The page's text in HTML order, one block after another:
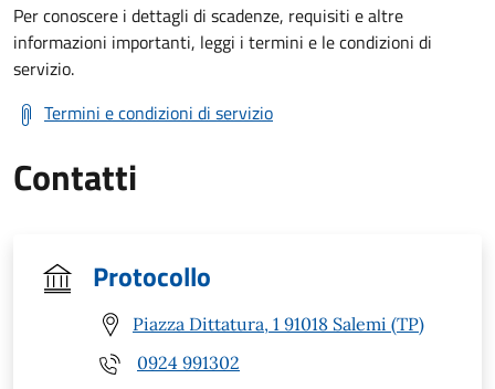
Per conoscere i dettagli di scadenze, requisiti e altre
informazioni importanti, leggi i termini e le condizioni di
servizio.
Termini e condizioni di servizio
Contatti
Protocollo
Piazza Dittatura, 1 91018 Salemi (TP)
0924 991302